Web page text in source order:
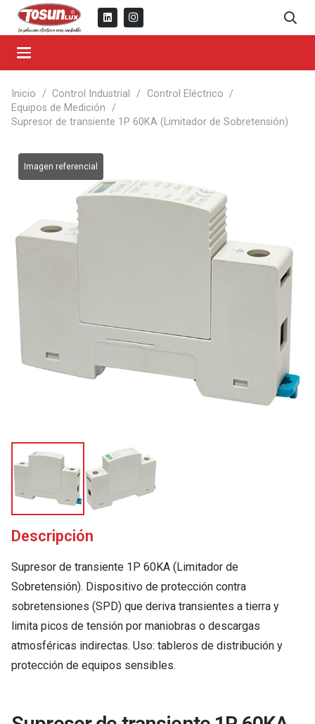
Inicio / Control Industrial / Control Eléctrico /
Equipos de Medición /
Supresor de transiente 1P 60KA (Limitador de Sobretensión)
Descripción
Supresor de transiente 1P 60KA (Limitador de
Sobretensión). Dispositivo de protección contra
sobretensiones (SPD) que deriva transientes a tierra y
limita picos de tensión por maniobras o descargas
atmosféricas indirectas. Uso: tableros de distribución y
protección de equipos sensibles.